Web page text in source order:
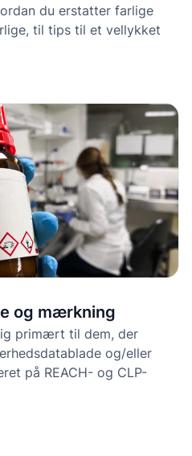
du erstatter farlige
til tips til et vellykket
og mærkning
primært til dem, der
og/eller
på REACH- og CLP-